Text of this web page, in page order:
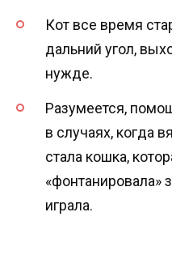
Кот все время
дальний угол,
нужде.
Разумеется,
в случаях, когда
стала кошка,
«фонтанировала»
играла.